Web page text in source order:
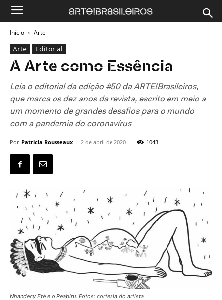
Início Arte
Arte Editorial
A Arte como Essência
Leia o editorial da edição #50 da ARTE!Brasileiros,
que marca os dez anos da revista, escrito em meio a
um momento de grandes desafios para o mundo
com a pandemia do coronavírus
Por Patricia Rousseaux - 2 de abril de 2020 1043
Nhandecy Eté e o Peabiru. Fotos: cortesia do artista